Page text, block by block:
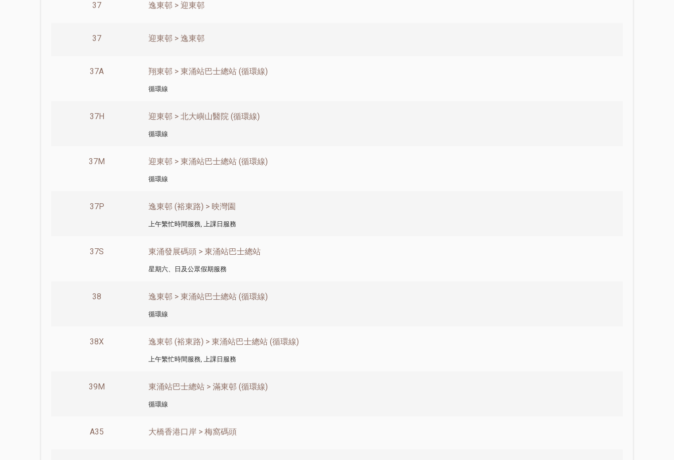
37 逸東邨 > 迎東邨
37 迎東邨 > 逸東邨
37A 翔東邨 > 東涌站巴士總站 (循環線)
循環線
37H 迎東邨 > 北大嶼山醫院 (循環線)
循環線
37M 迎東邨 > 東涌站巴士總站 (循環線)
循環線
37P 逸東邨 (裕東路) > 映灣園
上午繁忙時間服務, 上課日服務
37S 東涌發展碼頭 > 東涌站巴士總站
星期六、日及公眾假期服務
38 逸東邨 > 東涌站巴士總站 (循環線)
循環線
38X 逸東邨 (裕東路) > 東涌站巴士總站 (循環線)
上午繁忙時間服務, 上課日服務
39M 東涌站巴士總站 > 滿東邨 (循環線)
循環線
A35 大橋香港口岸 > 梅窩碼頭